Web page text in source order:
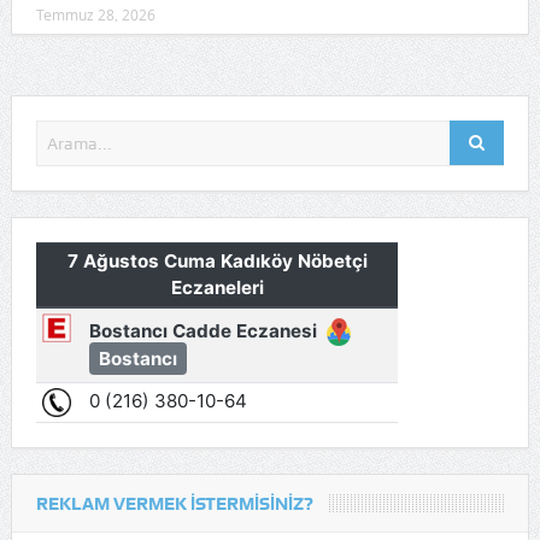
Temmuz 28, 2026
REKLAM VERMEK İSTERMISINIZ?